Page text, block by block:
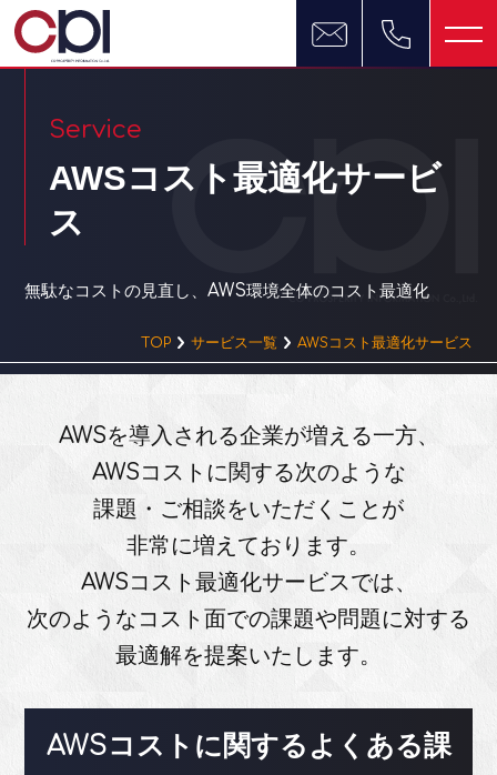
Service
AWSコスト最適化サービ
ス
無駄なコストの見直し、AWS環境全体のコスト最適化
TOP サービス一覧 AWSコスト最適化サービス
AWSを導入される企業が増える一方、
AWSコストに関する次のような
課題・ご相談をいただくことが
非常に増えております。
AWSコスト最適化サービスでは、
次のようなコスト面での課題や問題に対する
最適解を提案いたします。
AWSコストに関するよくある課